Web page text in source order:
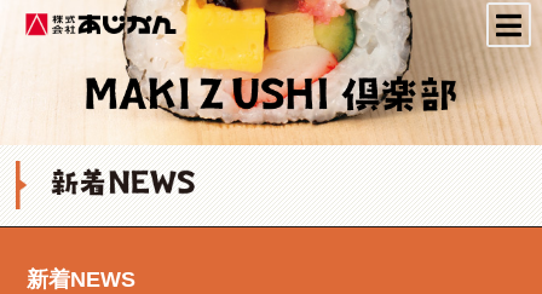
株式会社あじかん
新着NEWS